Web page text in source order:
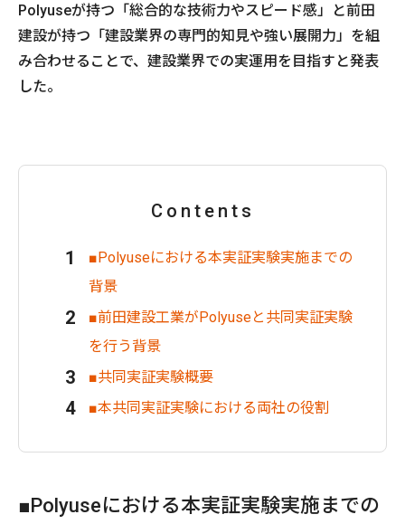
Polyuseが持つ「総合的な技術力やスピード感」と前田
建設が持つ「建設業界の専門的知見や強い展開力」を組
み合わせることで、建設業界での実運用を目指すと発表
した。
Contents
■Polyuseにおける本実証実験実施までの
背景
■前田建設工業がPolyuseと共同実証実験
を行う背景
■共同実証実験概要
■本共同実証実験における両社の役割
■Polyuseにおける本実証実験実施までの